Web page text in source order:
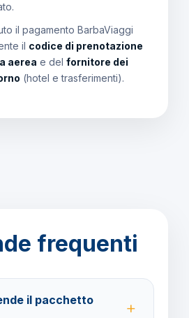
il pagamento BarbaViaggi
il codice di prenotazione
aerea e del fornitore dei
(hotel e trasferimenti).
frequenti
il pacchetto